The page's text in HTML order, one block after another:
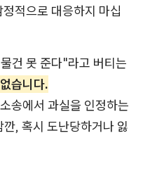
적으로 대응하지 마십
건 못 준다"라고 버티는
습니다.
송에서 과실을 인정하는
, 혹시 도난당하거나 잃